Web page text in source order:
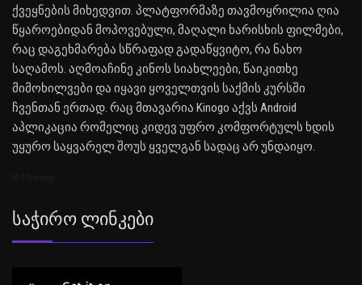
ქვეყნების მიხედვით. პლატფორმაზე თავმოყრილია ღია
წყაროებიდან მოპოვებული, მაღალი ხარისხის ფილმები,
რაც დაგეხმარება სწრაფად გადაწყვიტო, რა ნახო
საღამოს. აღმოაჩინე კინოს სიახლეები, წაიკითხე
მიმოხილვები და იყავი ყოველთვის საქმის კურსში
ჩვენთან ერთად. რაც მთავარია Kinogo აქვს Android
აპლიკაცია რომელიც კიდევ უფრო კომფორტულს ხდის
უყურო საყვარელ შოუს ყველგან სადაც არ უნდაიყო.
Საჭირო Ლინკები